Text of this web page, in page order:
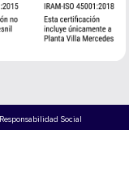
Responsabilidad Social